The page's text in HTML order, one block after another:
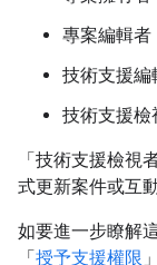
專案編輯者
技術支援編
技術支援檢
「技術支援檢視
式更新案件或互動
如要進一步瞭解
「授予支援權限